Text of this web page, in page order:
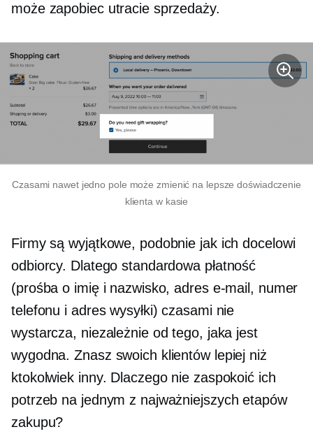
może zapobiec utracie sprzedaży.
Czasami nawet jedno pole może zmienić na lepsze doświadczenie
klienta w kasie
Firmy są wyjątkowe, podobnie jak ich docelowi
odbiorcy. Dlatego standardowa płatność
(prośba o imię i nazwisko, adres e-mail, numer
telefonu i adres wysyłki) czasami nie
wystarcza, niezależnie od tego, jaka jest
wygodna. Znasz swoich klientów lepiej niż
ktokolwiek inny. Dlaczego nie zaspokoić ich
potrzeb na jednym z najważniejszych etapów
zakupu?